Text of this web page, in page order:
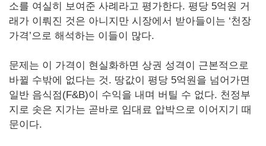
소를 여실히 보여준 사례라고 평가한다. 평당 5억원 거
래가 이뤄진 것은 아니지만 시장에서 받아들이는 ‘천장
가격’으로 해석하는 이들이 많다.
문제는 이 가격이 현실화하면 상권 성격이 근본적으로
바뀔 수밖에 없다는 것. 땅값이 평당 5억원을 넘어가면
일반 음식점(F&B)이 수익을 내며 버틸 수 없다. 천정부
지로 솟은 지가는 곧바로 임대료 압박으로 이어지기 때
문이다.